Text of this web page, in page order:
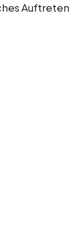
Auftreten